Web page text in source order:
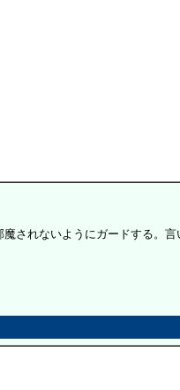
れないようにガードする。